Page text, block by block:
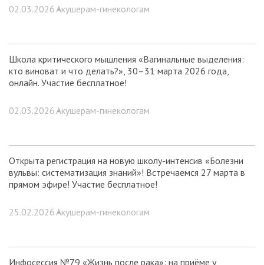
02.03.2026 •Акушерам-гинекологам
Школа критического мышления «Вагинальные выделения:
кто виноват и что делать?», 30–31 марта 2026 года,
онлайн. Участие бесплатное!
02.03.2026 •Акушерам-гинекологам
Открыта регистрация на новую школу-интенсив «Болезни
вульвы: систематизация знаний»! Встречаемся 27 марта в
прямом эфире! Участие бесплатное!
25.02.2026 •Акушерам-гинекологам
Инфосессия №79 «Жизнь после рака»: на приёме у